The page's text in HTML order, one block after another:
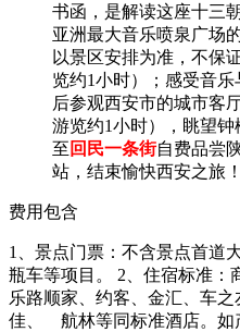
书函，是解读这座十三
亚洲最大音乐喷泉广场
以景区安排为准，不保
览约1小时）；感受音乐
后参观西安市的城市客
游览约1小时），眺望
至 回民一条街自费品尝
站，结束愉快西安之旅！
费用包含
1
、景点门票：不含景点首道
瓶车等项目。 2 、住宿标准
乐路顺家、约客、金汇、车
佳、
航林等同标准酒店。如